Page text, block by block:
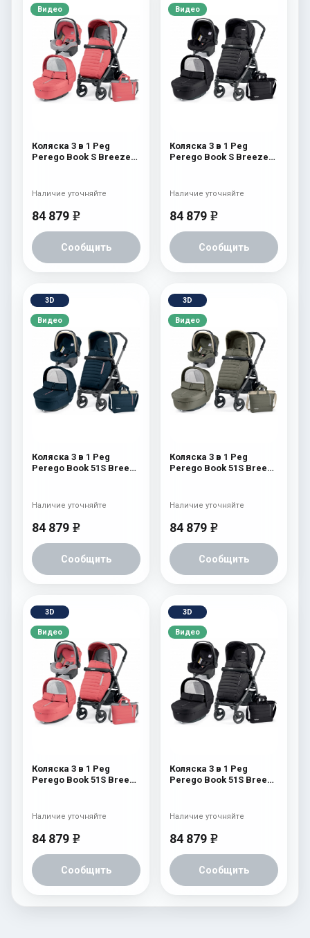
Видео
Коляска 3 в 1 Peg
Perego Book S Breeze
Coral
84 879 e
Сообщить
Наличие уточняйте
Видео
Коляска 3 в 1 Peg
Perego Book S Breeze
Noir
84 879 e
Сообщить
Наличие уточняйте
3D
Видео
Коляска 3 в 1 Peg
Perego Book 51S Breeze
Blue
84 879 e
Сообщить
Наличие уточняйте
3D
Видео
Коляска 3 в 1 Peg
Perego Book 51S Breeze
Kaki
84 879 e
Сообщить
Наличие уточняйте
3D
Видео
Коляска 3 в 1 Peg
Perego Book 51S Breeze
Coral
84 879 e
Сообщить
Наличие уточняйте
3D
Видео
Коляска 3 в 1 Peg
Perego Book 51S Breeze
Noir
84 879 e
Сообщить
Наличие уточняйте